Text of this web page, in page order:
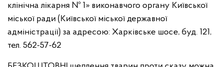
клінічна лікарня № 1» виконавчого органу Київської
міської ради (Київської міської державної
адміністрації) за адресою: Харківське шосе, буд. 121,
тел. 562-57-62